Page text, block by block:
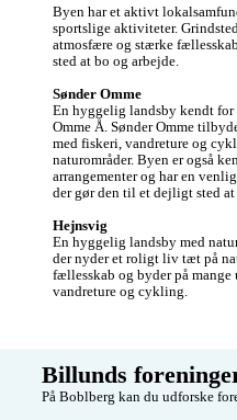
Byen har et aktivt
sportslige aktiviteter.
atmosfære og stærke
sted at bo og arbejde.
Sønder Omme
En hyggelig landsby kendt
Omme Å. Sønder Omme
med fiskeri, vandreture og
naturområder. Byen er også
arrangementer og har en
der gør den til et dejligt sted at
Hejnsvig
En hyggelig landsby med
der nyder et roligt liv tæt på
fællesskab og byder på
vandreture og cykling.
Billunds
På Boblberg kan du udforske